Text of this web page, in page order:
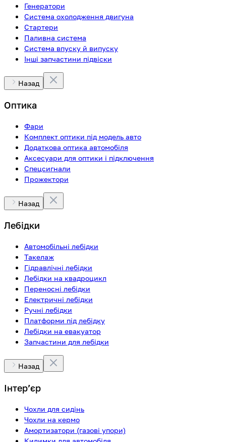
Генератори
Система охолодження двигуна
Стартери
Паливна система
Система впуску й випуску
Інші запчастини підвіски
Назад
Оптика
Фари
Комплект оптики під модель авто
Додаткова оптика автомобіля
Аксесуари для оптики і підключення
Спецсигнали
Прожектори
Назад
Лебідки
Автомобільні лебідки
Такелаж
Гідравлічні лебідки
Лебідки на квадроцикл
Переносні лебідки
Електричні лебідки
Ручні лебідки
Платформи під лебідку
Лебідки на евакуатор
Запчастини для лебідки
Назад
Інтерʼєр
Чохли для сидінь
Чохли на кермо
Амортизатори (газові упори)